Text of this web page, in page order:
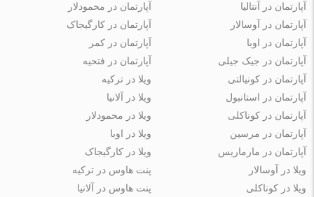
آپارتمان در آنتالیا
آپارتمان در آوسالار
آپارتمان در اوبا
آپارتمان در جیک جیلی
آپارتمان در محمودلار
آپارتمان در کارگیجاک
آپارتمان در کمر
آپارتمان در فتحیه
آپارتمان در کونیالتی
آپارتمان در استانبول
آپارتمان در کوناکلی
آپارتمان در مرسین
آپارتمان در مارماریس
ویلا در ترکیه
ویلا در آلانیا
ویلا در محمودلار
ویلا در اوبا
ویلا در کارگیجاک
ویلا در آوسالار
ویلا در کوناکلی
پنت هاوس در ترکیه
پنت هاوس در آلانیا